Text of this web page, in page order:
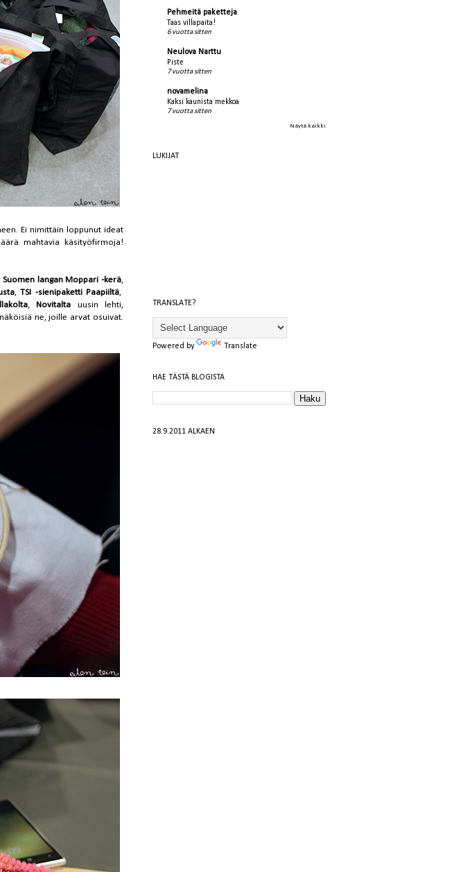
Ei nimittäin loppunut ideat
mahtavia käsityöfirmoja!
Suomen langan Moppari -kerä,
,TSI -sienipaketti Paapiiltä,
,Novitalta uusin lehti,
ne, joille arvat osuivat.
Pehmeitä paketteja
Taas villapaita!
6 vuotta sitten
Neulova Narttu
Piste
7 vuotta sitten
novamelina
Kaksi kaunista mekkoa
7 vuotta sitten
Näytä kaikki
LUKIJAT
TRANSLATE?
Powered by Translate
HAE TÄSTÄ BLOGISTA
28.9.2011 ALKAEN